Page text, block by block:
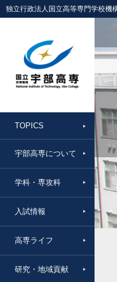
独立行政法人国立高等専門学校
TOPICS
宇部高専について
学科・専攻科
入試情報
高専ライフ
研究・地域貢献